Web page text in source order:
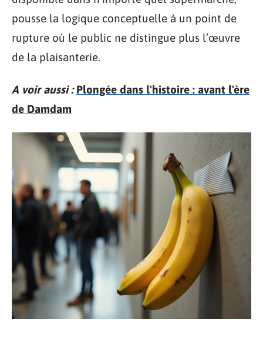
pousse la logique conceptuelle à un point de
rupture où le public ne distingue plus l’œuvre
de la plaisanterie.
A voir aussi : Plongée dans l'histoire : avant l'ère
de Damdam